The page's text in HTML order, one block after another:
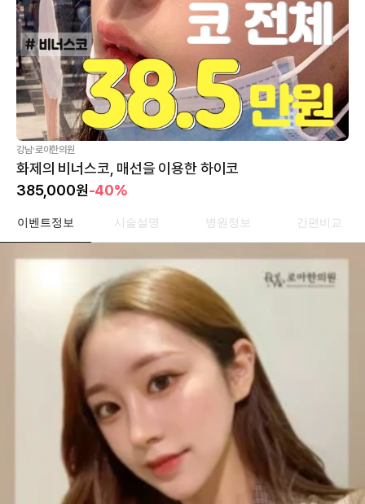
강남·로아한의원
화제의 비너스코, 매선을 이용한 하이코
385,000원-40%
이벤트정보 시술설명 병원정보 간편비교